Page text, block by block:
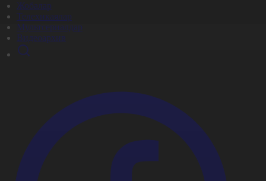
Жобалар
Телехикаялар
Мультсериалдар
Видеоархив